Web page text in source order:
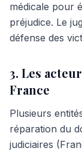
médicale pour
préjudice. Le
défense des
3. Les
France
Plusieurs
réparation du
judiciaires